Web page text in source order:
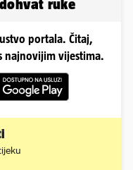
ruke
portala. Čitaj,
najnovijim vijestima.